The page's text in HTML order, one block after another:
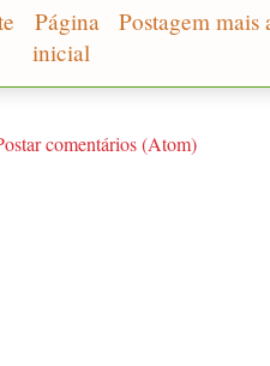
Postagem mais
Página
inicial
comentários (Atom)